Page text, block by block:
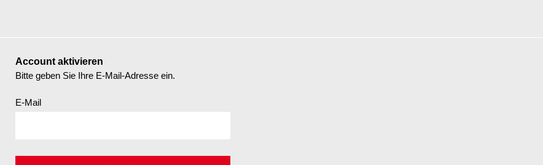
Account aktivieren
Bitte geben Sie Ihre E-Mail-Adresse ein.
E-Mail